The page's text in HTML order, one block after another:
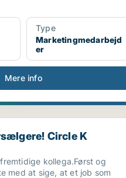
Type
Marketingmedarbejd
er
Mere info
Circle K Klampe...
Circle K
kollega.Først og
med at sige, at et job som